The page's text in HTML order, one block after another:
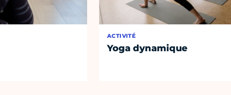
ACTIVITÉ
Yoga dynamique